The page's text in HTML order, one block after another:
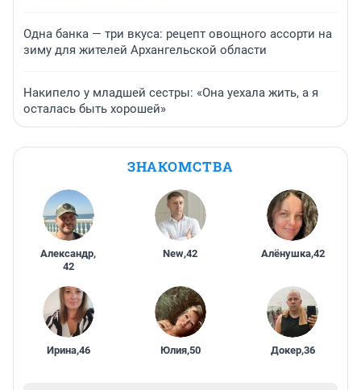
Одна банка — три вкуса: рецепт овощного ассорти на
зиму для жителей Архангельской области
Накипело у младшей сестры: «Она уехала жить, а я
осталась быть хорошей»
ЗНАКОМСТВА
Александр,
42
New,42 Алёнушка,42
Ирина,46 Юлия,50 Докер,36